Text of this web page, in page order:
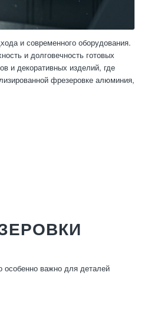
и современного оборудования.
и долговечность готовых
и декоративных изделий, где
фрезеровке алюминия,
особенно важно для деталей